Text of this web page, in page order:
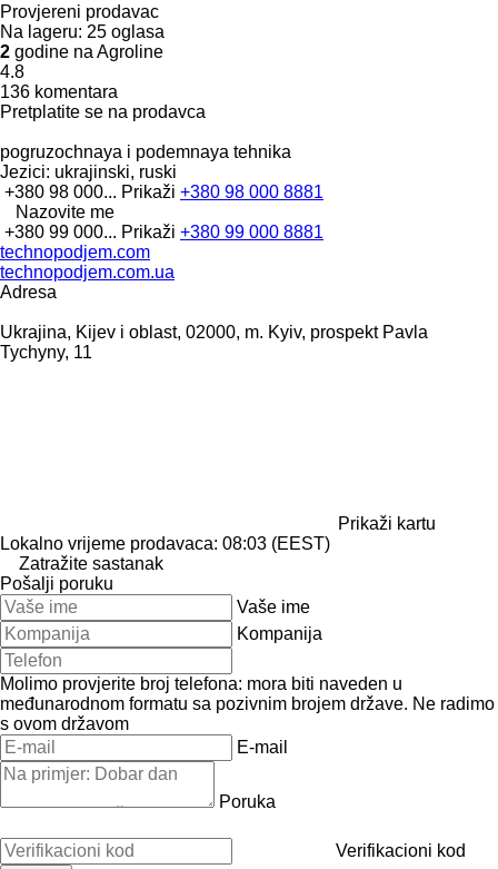
Provjereni prodavac
Na lageru: 25 oglasa
2 godine na Agroline
4.8
136 komentara
Pretplatite se na prodavca
pogruzochnaya i podemnaya tehnika
Jezici: ukrajinski, ruski
+380 98 000... Prikaži +380 98 000 8881
Nazovite me
+380 99 000... Prikaži +380 99 000 8881
technopodjem.com
technopodjem.com.ua
Adresa
Ukrajina, Kijev i oblast, 02000, m. Kyiv, prospekt Pavla
Tychyny, 11
Prikaži kartu
Lokalno vrijeme prodavaca: 08:03 (EEST)
Zatražite sastanak
Pošalji poruku
Vaše ime
Kompanija
Molimo provjerite broj telefona: mora biti naveden u
međunarodnom formatu sa pozivnim brojem države. Ne radimo
s ovom državom
E-mail
Poruka
Verifikacioni kod